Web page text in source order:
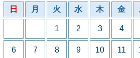
日 月 火 水 木 金
1 2 3 4
6 7 8 9 10 11